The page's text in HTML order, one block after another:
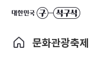
문화관광축제